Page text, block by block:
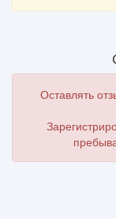
Оставлять